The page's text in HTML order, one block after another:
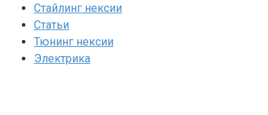
Стайлинг нексии
Статьи
Тюнинг нексии
Электрика